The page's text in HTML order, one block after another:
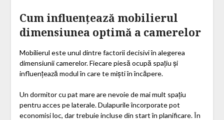
Cum influențează mobilierul
dimensiunea optimă a camerelor
Mobilierul este unul dintre factorii decisivi în alegerea
dimensiunii camerelor. Fiecare piesă ocupă spațiu și
influențează modul în care te miști în încăpere.
Un dormitor cu pat mare are nevoie de mai mult spațiu
pentru acces pe laterale. Dulapurile încorporate pot
economisi loc, dar trebuie incluse din start în planificare. În